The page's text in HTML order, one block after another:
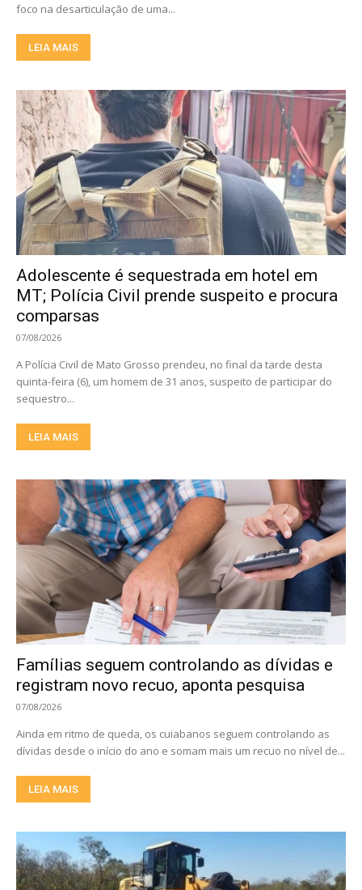
foco na desarticulação de uma...
LEIA MAIS
Adolescente é sequestrada em hotel em
MT; Polícia Civil prende suspeito e procura
comparsas
07/08/2026
A Polícia Civil de Mato Grosso prendeu, no final da tarde desta
quinta-feira (6), um homem de 31 anos, suspeito de participar do
sequestro...
LEIA MAIS
Famílias seguem controlando as dívidas e
registram novo recuo, aponta pesquisa
07/08/2026
Ainda em ritmo de queda, os cuiabanos seguem controlando as
dívidas desde o início do ano e somam mais um recuo no nível de...
LEIA MAIS